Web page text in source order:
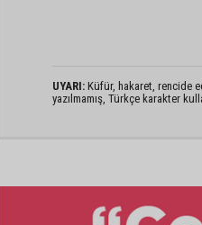
UYARI: Küfür, hakaret, rencide
yazılmamış, Türkçe karakter